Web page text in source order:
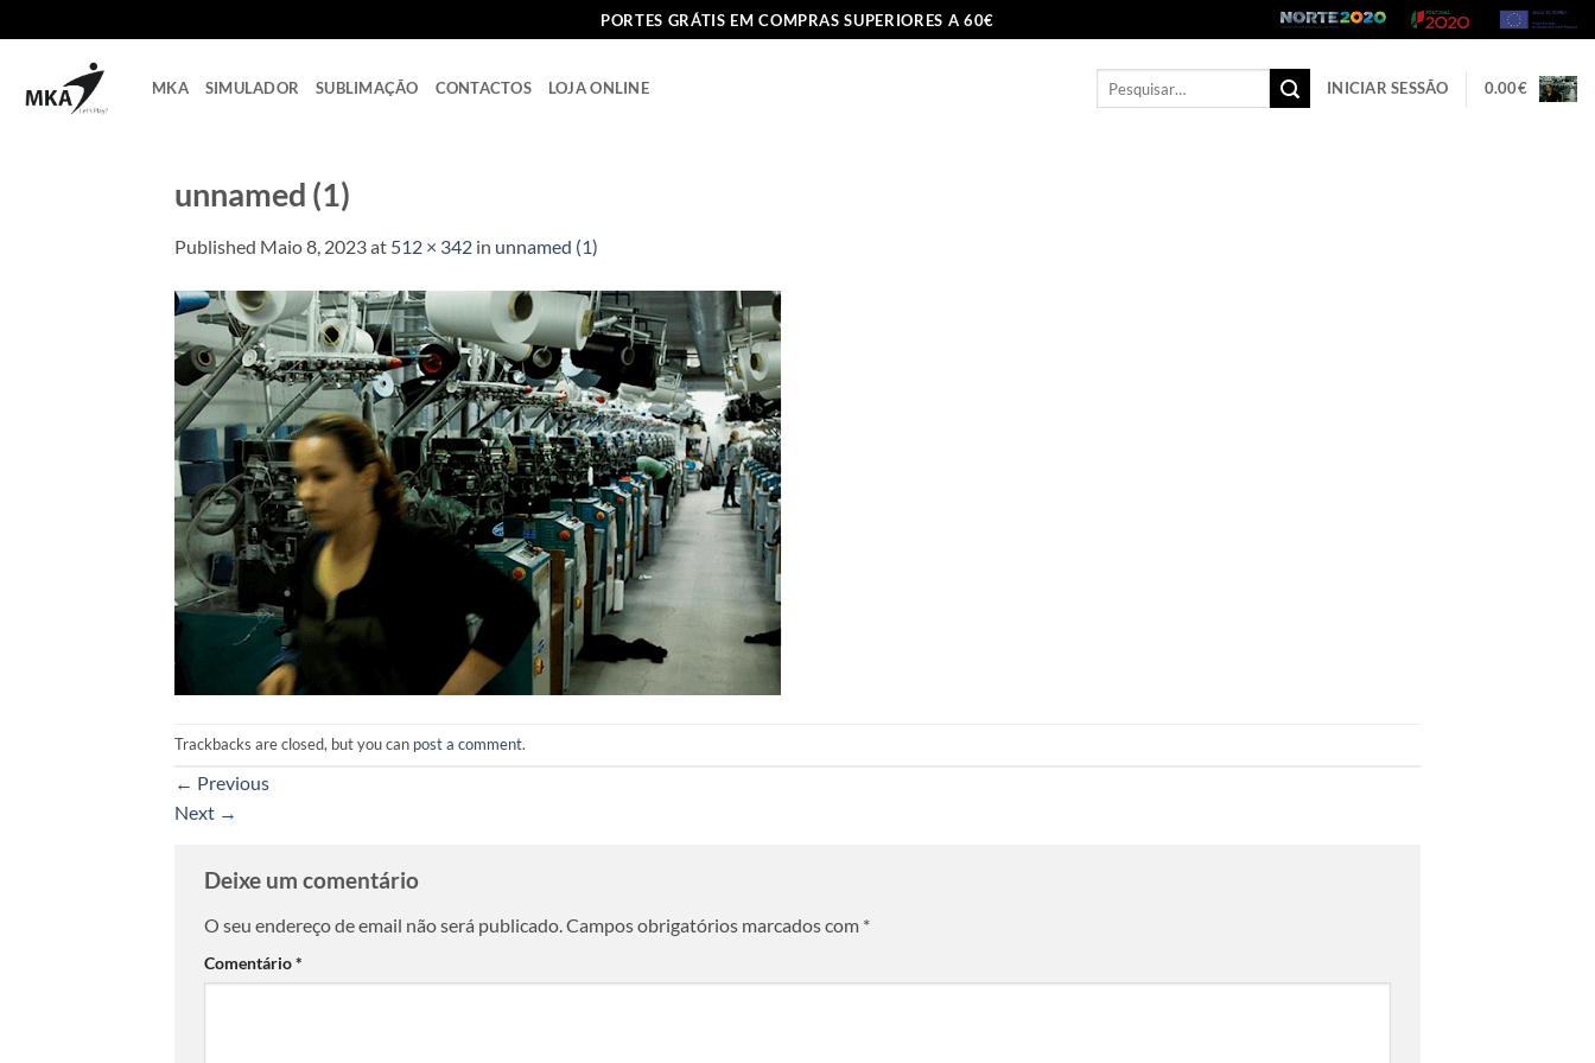
to
PORTES GRÁTIS EM COMPRAS SUPERIORES A 60€
MKA SIMULADOR SUBLIMAÇÃO CONTACTOS LOJA ONLINE
Pesquisar
INICIAR SESSÃO 0.00€
unnamed (1)
Published Maio 8, 2023at 512 × 342 in unnamed (1)
Trackbacks are closed, but you can post a comment.
← Previous
Next →
Deixe um comentário
O seu endereço de email não será publicado. Campos obrigatórios marcados com *
Comentário*